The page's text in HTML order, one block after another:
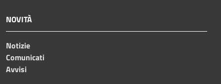
NOVITÀ
Notizie
Comunicati
Avvisi